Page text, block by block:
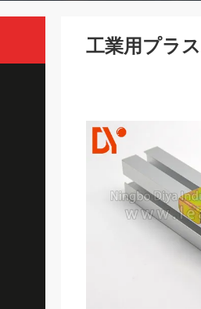
工業用プラ